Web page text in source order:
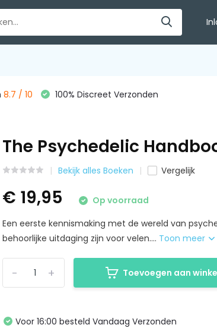
8.7 / 10 100% Discreet Verzonden
The Psychedelic
Bekijk alles Boeken Vergelijk
€ 19,95
Op voorraad
Een eerste kennismaking met de wereld van
behoorlijke uitdaging zijn voor velen.... Toon meer
+
- Toevoegen aan
Voor 16:00 besteld Vandaag Verzonden